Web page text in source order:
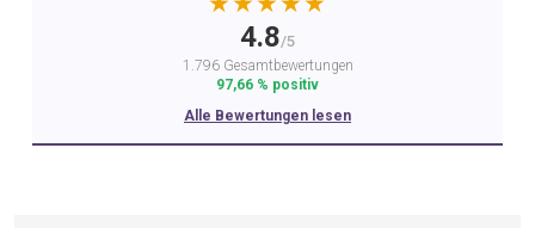
4.8/5
1.796 Gesamtbewertungen
97,66 % positiv
Alle Bewertungen lesen